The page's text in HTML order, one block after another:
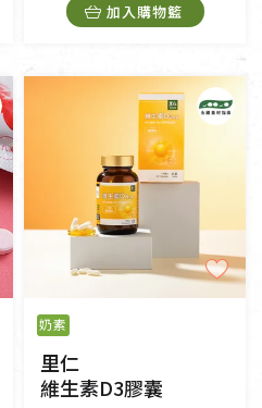
加入購物籃
奶素
里仁
維生素D3膠囊